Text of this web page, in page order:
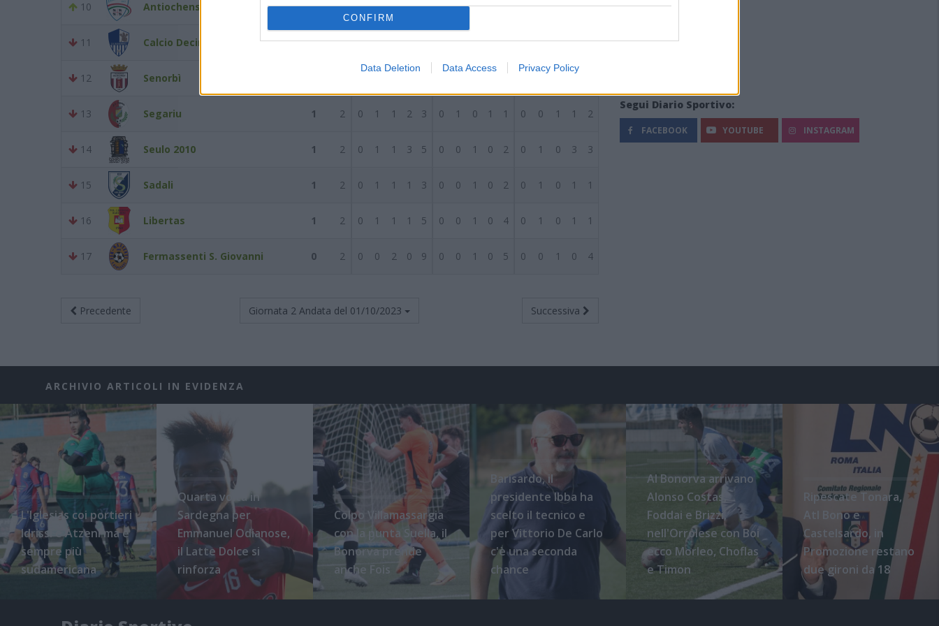
CONFIRM
Data Deletion Data Access Privacy Policy
10 Antiochense 2013 3 2 1 0 1 2 5 0 0 1 0 5 1 0 0 2 0
11 Calcio Decimoputzu 1 2 0 1 1 4 5 0 1 0 3 3 0 0 1 1 2
12 Senorbì 2 2
13 Segariu 1 2 0 1 1 2 3 0 1 0 1 1 0 0 1 1 2
14 Seulo 2010 1 2 0 1 1 3 5 0 0 1 0 2 0 1 0 3 3
15 Sadali 1 2 0 1 1 1 3 0 0 1 0 2 0 1 0 1 1
16 Libertas 1 2 0 1 1 1 5 0 0 1 0 4 0 1 0 1 1
17 Fermassenti S. Giovanni 0 2 0 0 2 0 9 0 0 1 0 5 0 0 1 0 4
Precedente Giornata 2 Andata del 01/10/2023 Successiva
Segui Diario Sportivo:
FACEBOOK YOUTUBE INSTAGRAM
ARCHIVIO ARTICOLI IN EVIDENZA
L'Iglesias coi portieri
Idrissi e Atzeni ma è
sempre più
sudamericana
Quarta volta in
Sardegna per
Emmanuel Odianose,
il Latte Dolce si
rinforza
Colpo Villamassargia
con la punta Suella, il
Bonorva prende
anche Fois
Barisardo, il
presidente Ibba ha
scelto il tecnico e
per Vittorio De Carlo
c'è una seconda
chance
Al Bonorva arrivano
Alonso Costas,
Foddai e Brizzi,
nell'Orrolese con Boi
ecco Morleo, Choflas
e Timon
Ripescate Tonara,
Atl Bono e
Castelsardo, in
Promozione restano
due gironi da 18